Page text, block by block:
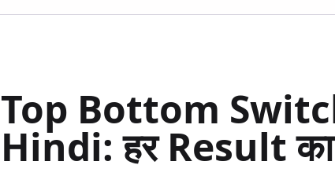
Top Bottom
Hindi: हर Result